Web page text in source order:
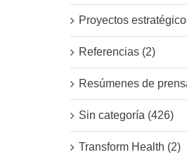
Proyectos
Referencias (2)
Resúmenes de
Sin categoría (426)
Transform Health (2)